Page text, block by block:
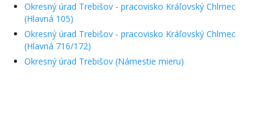
Okresný úrad Trebišov - pracovisko Kráľovský Chlmec
(Hlavná 105)
Okresný úrad Trebišov - pracovisko Kráľovský Chlmec
(Hlavná 716/172)
Okresný úrad Trebišov (Námestie mieru)